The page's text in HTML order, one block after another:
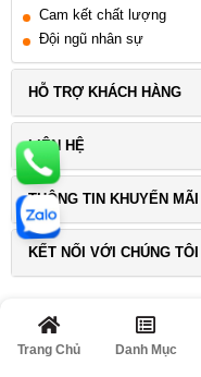
Cam kết chất lượng
Đội ngũ nhân sự
HỖ TRỢ KHÁCH HÀNG
LIÊN HỆ
THÔNG TIN KHUYẾN MÃI
KẾT NỐI VỚI CHÚNG TÔI
Trang Chủ Danh Mục